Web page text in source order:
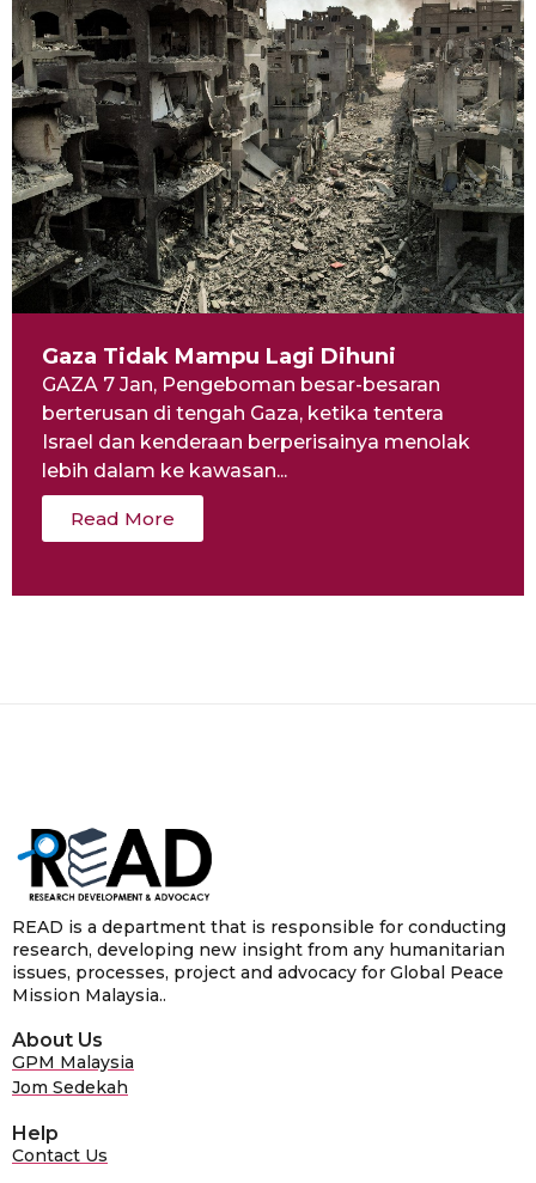
Gaza Tidak Mampu Lagi Dihuni
GAZA 7 Jan, Pengeboman besar-besaran
berterusan di tengah Gaza, ketika tentera
Israel dan kenderaan berperisainya menolak
lebih dalam ke kawasan...
Read More
READ is a department that is responsible for conducting
research, developing new insight from any humanitarian
issues, processes, project and advocacy for Global Peace
Mission Malaysia..
About Us
GPM Malaysia
Jom Sedekah
Help
Contact Us